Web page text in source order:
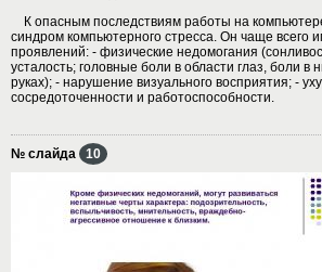
К опасным последствиям работы на
синдром компьютерного стресса. Он чаще всего
проявлений: - физические недомогания
усталость; головные боли в области глаз, боли в
руках); - нарушение визуального восприятия; -
сосредоточенности и работоспособности.
№ слайда 10